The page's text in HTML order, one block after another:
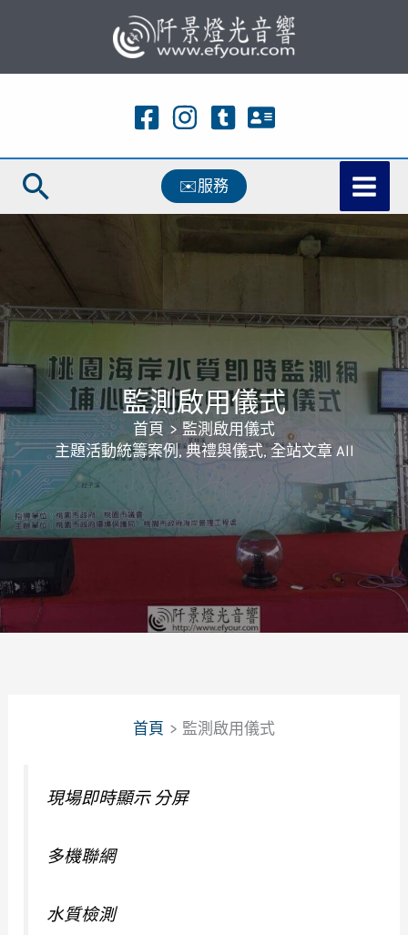
主
容
搜
尋
✉️服務
監測啟用儀式
首頁
監測啟用儀式
主題活動統籌案例,典禮與儀式,全站文章 All
首頁 監測啟用儀式
現場即時顯示 分屏
多機聯網
水質檢測